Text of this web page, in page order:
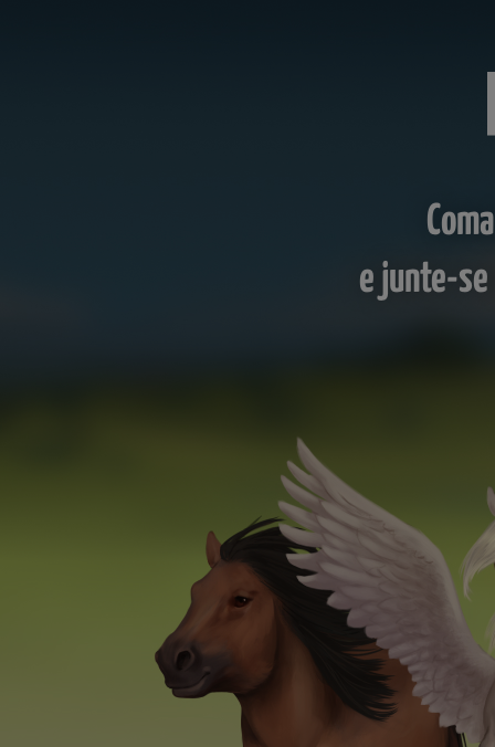
e junte-